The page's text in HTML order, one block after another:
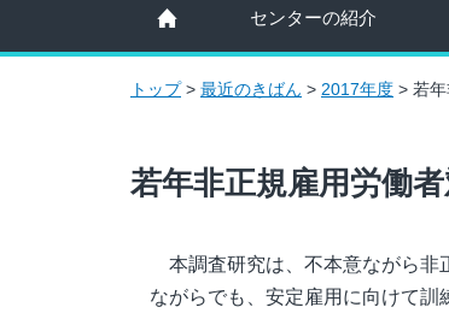
センターの紹介
トップ> 最近のきばん > 2017年度 > 若
若年非正規雇用労働
本調査研究は、不本意ながら非
ながらでも、安定雇用に向けて